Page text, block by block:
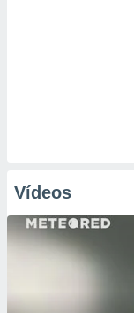
Vídeos